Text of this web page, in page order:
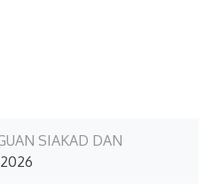
SIAKAD DAN